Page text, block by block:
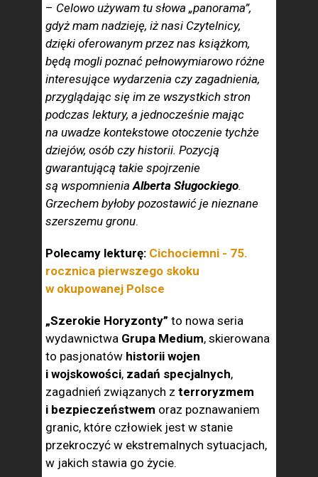
– Celowo używam tu słowa „panorama”,
gdyż mam nadzieję, iż nasi Czytelnicy,
dzięki oferowanym przez nas książkom,
będą mogli poznać pełnowymiarowo różne
interesujące wydarzenia czy zagadnienia,
przyglądając się im ze wszystkich stron
podczas lektury, a jednocześnie mając
na uwadze kontekstowe otoczenie tychże
dziejów, osób czy historii. Pozycją
gwarantującą takie spojrzenie
są wspomnieniaAlberta Sługockiego.
Grzechem byłoby pozostawić je nieznane
szerszemu gronu.
Polecamy lekturę: Cichociemni - 75.
rocznica pierwszego skoku
w okupowanej Polsce
„Szerokie Horyzonty” to nowa seria
wydawnictwa Grupa Medium, skierowana
to pasjonatów historii wojen
i wojskowości, zadań specjalnych,
zagadnień związanych z terroryzmem
i bezpieczeństwem oraz poznawaniem
granic, które człowiek jest w stanie
przekroczyć w ekstremalnych sytuacjach,
w jakich stawia go życie.